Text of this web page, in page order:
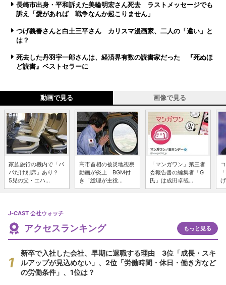
長崎市出身・平和訴えた美輪明宏さん死去 ラストメッセージでも
訴え「愛があれば 戦争なんか起こりません」
つげ義春さんと白土三平さん カリスマ漫画家、二人の「違い」と
は？
死去した丹羽宇一郎さんは、経済界有数の読書家だった 『死ぬほ
ど読書』ベストセラーに
動画で見る 画像で見る
家族旅行の機内で「パ
パだけ別席」あり？
5児の父・エハ...
高市首相の被災地視察
動画が炎上 BGM付
き「総理が主役...
「マンガワン」第三者
委報告書の編集者「G
氏」は成田卓哉...
J-CAST 会社ウォッチ
アクセスランキング もっと見る
新卒で入社した会社、早期に退職する理由 3位「成長・スキ
ルアップが見込めない」、2位「労働時間・休日・働き方など
の労働条件」、1位は？